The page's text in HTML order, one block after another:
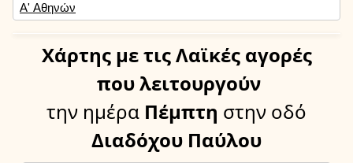
Α' Αθηνών
Χάρτης με τις Λαϊκές αγορές
που λειτουργούν
την ημέρα Πέμπτη στην οδό
Διαδόχου Παύλου